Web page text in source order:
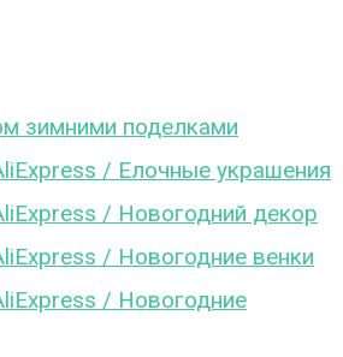
зимними поделками
/ Елочные украшения
/ Новогодний декор
/ Новогодние венки
/ Новогодние